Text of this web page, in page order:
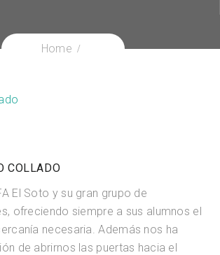
Home
COLLADO
El Soto y su gran grupo de
ofreciendo siempre a sus alumnos el
necesaria. Además nos ha
de abrirnos las puertas hacia el